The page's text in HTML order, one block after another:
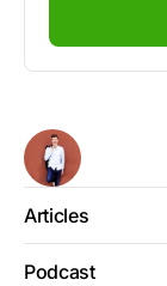
Articles
Podcast